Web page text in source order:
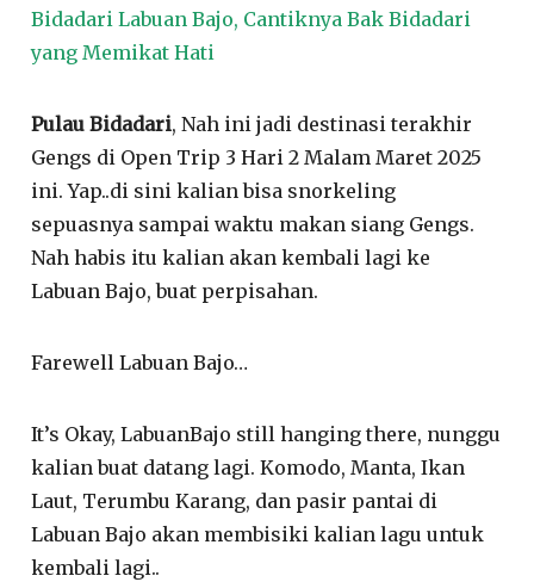
Bidadari Labuan Bajo, Cantiknya Bak Bidadari
yang Memikat Hati
Pulau Bidadari, Nah ini jadi destinasi terakhir
Gengs di Open Trip 3 Hari 2 Malam Maret 2025
ini. Yap..di sini kalian bisa snorkeling
sepuasnya sampai waktu makan siang Gengs.
Nah habis itu kalian akan kembali lagi ke
Labuan Bajo, buat perpisahan.
Farewell Labuan Bajo…
It’s Okay, LabuanBajo still hanging there, nunggu
kalian buat datang lagi. Komodo, Manta, Ikan
Laut, Terumbu Karang, dan pasir pantai di
Labuan Bajo akan membisiki kalian lagu untuk
kembali lagi..